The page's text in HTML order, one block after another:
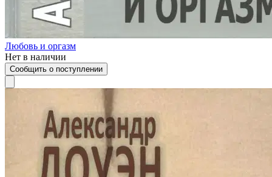
Любовь и оргазм
Нет в наличии
Сообщить о поступлении